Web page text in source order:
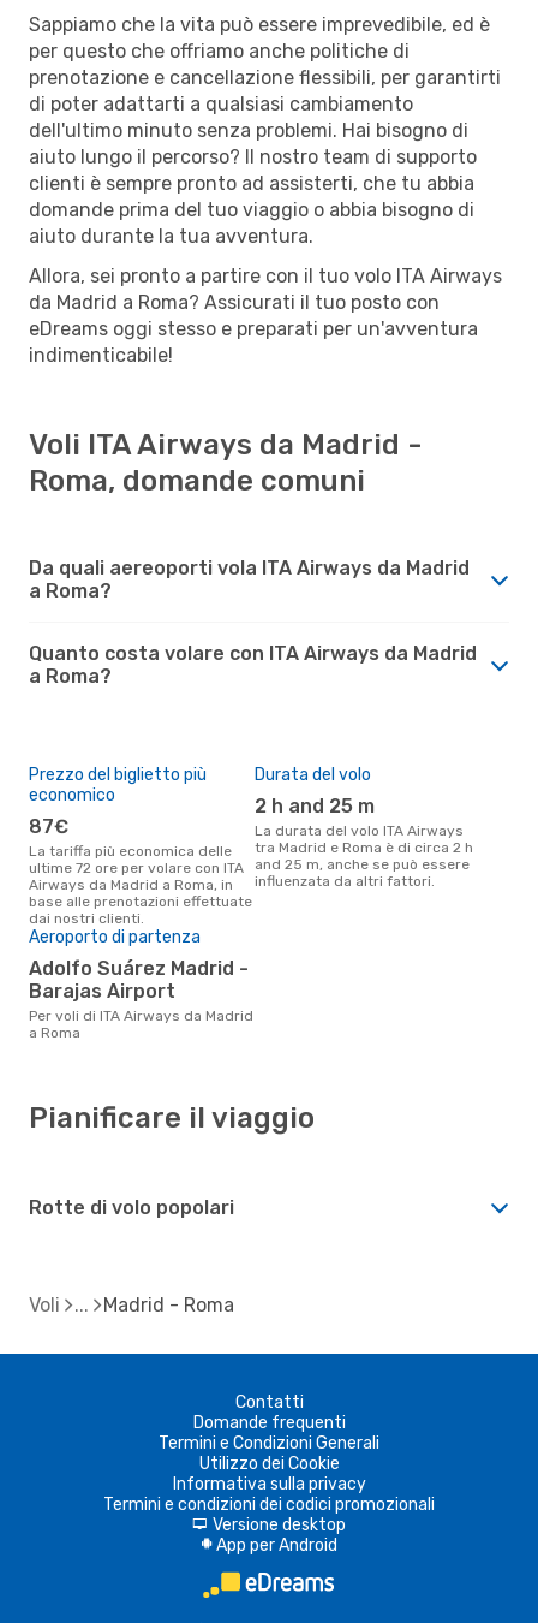
Sappiamo che la vita può essere imprevedibile, ed è
per questo che offriamo anche politiche di
prenotazione e cancellazione flessibili, per garantirti
di poter adattarti a qualsiasi cambiamento
dell'ultimo minuto senza problemi. Hai bisogno di
aiuto lungo il percorso? Il nostro team di supporto
clienti è sempre pronto ad assisterti, che tu abbia
domande prima del tuo viaggio o abbia bisogno di
aiuto durante la tua avventura.
Allora, sei pronto a partire con il tuo volo ITA Airways
da Madrid a Roma? Assicurati il tuo posto con
eDreams oggi stesso e preparati per un'avventura
indimenticabile!
Voli ITA Airways da Madrid -
Roma, domande comuni
Da quali aereoporti vola ITA Airways da Madrid
a Roma?
Quanto costa volare con ITA Airways da Madrid
a Roma?
Prezzo del biglietto più
economico
87€
La tariffa più economica delle
ultime 72 ore per volare con ITA
Airways da Madrid a Roma, in
base alle prenotazioni effettuate
dai nostri clienti.
Durata del volo
2 h and 25 m
La durata del volo ITA Airways
tra Madrid e Roma è di circa 2 h
and 25 m, anche se può essere
influenzata da altri fattori.
Aeroporto di partenza
Adolfo Suárez Madrid -
Barajas Airport
Per voli di ITA Airways da Madrid
a Roma
Pianificare il viaggio
Rotte di volo popolari
Voli Madrid - Roma
Contatti
Domande frequenti
Termini e Condizioni Generali
Utilizzo dei Cookie
Informativa sulla privacy
Termini e condizioni dei codici promozionali
d Versione desktop
A App per Android